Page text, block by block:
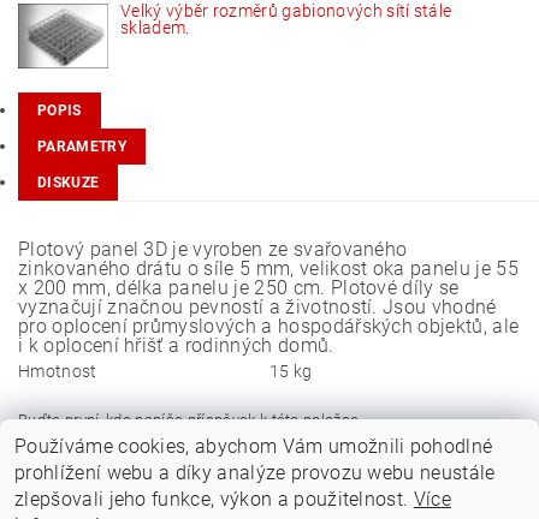
Velký výběr rozměrů gabionových sítí stále
skladem.
POPIS
PARAMETRY
DISKUZE
Plotový panel 3D je vyroben ze svařovaného
zinkovaného drátu o síle 5 mm, velikost oka panelu je 55
x 200 mm, délka panelu je 250 cm. Plotové díly se
vyznačují značnou pevností a životností. Jsou vhodné
pro oplocení průmyslových a hospodářských objektů, ale
i k oplocení hřišť a rodinných domů.
Hmotnost 15 kg
Buďte první, kdo napíše příspěvek k této položce.
Přidat komentář
Používáme cookies, abychom Vám umožnili pohodlné
prohlížení webu a díky analýze provozu webu neustále
zlepšovali jeho funkce, výkon a použitelnost. Více